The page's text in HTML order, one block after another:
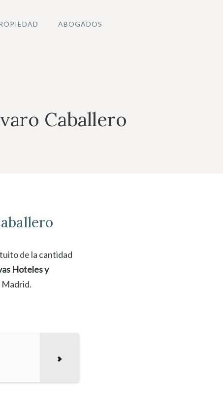
ABOGADOS
Caballero
de la cantidad
Hoteles y
Madrid.